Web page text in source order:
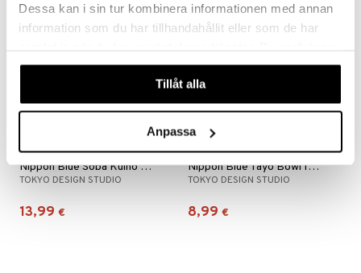
Dessa kan i sin tur kombinera informationen med annan
information som du har tillhandahållit eller som de har
våra cookies vid fortsatt användande av vår webbplats.
Tillåt alla
Anpassa
Saatavana useana vaihtoehtona
Nippon Blue Soba Kulho 21 cm
TOKYO DESIGN STUDIO
13,99 €
Saatavana useana vaihtoehtona
Nippon Blue Tayo Bowl 15.2 cm
TOKYO DESIGN STUDIO
8,99 €